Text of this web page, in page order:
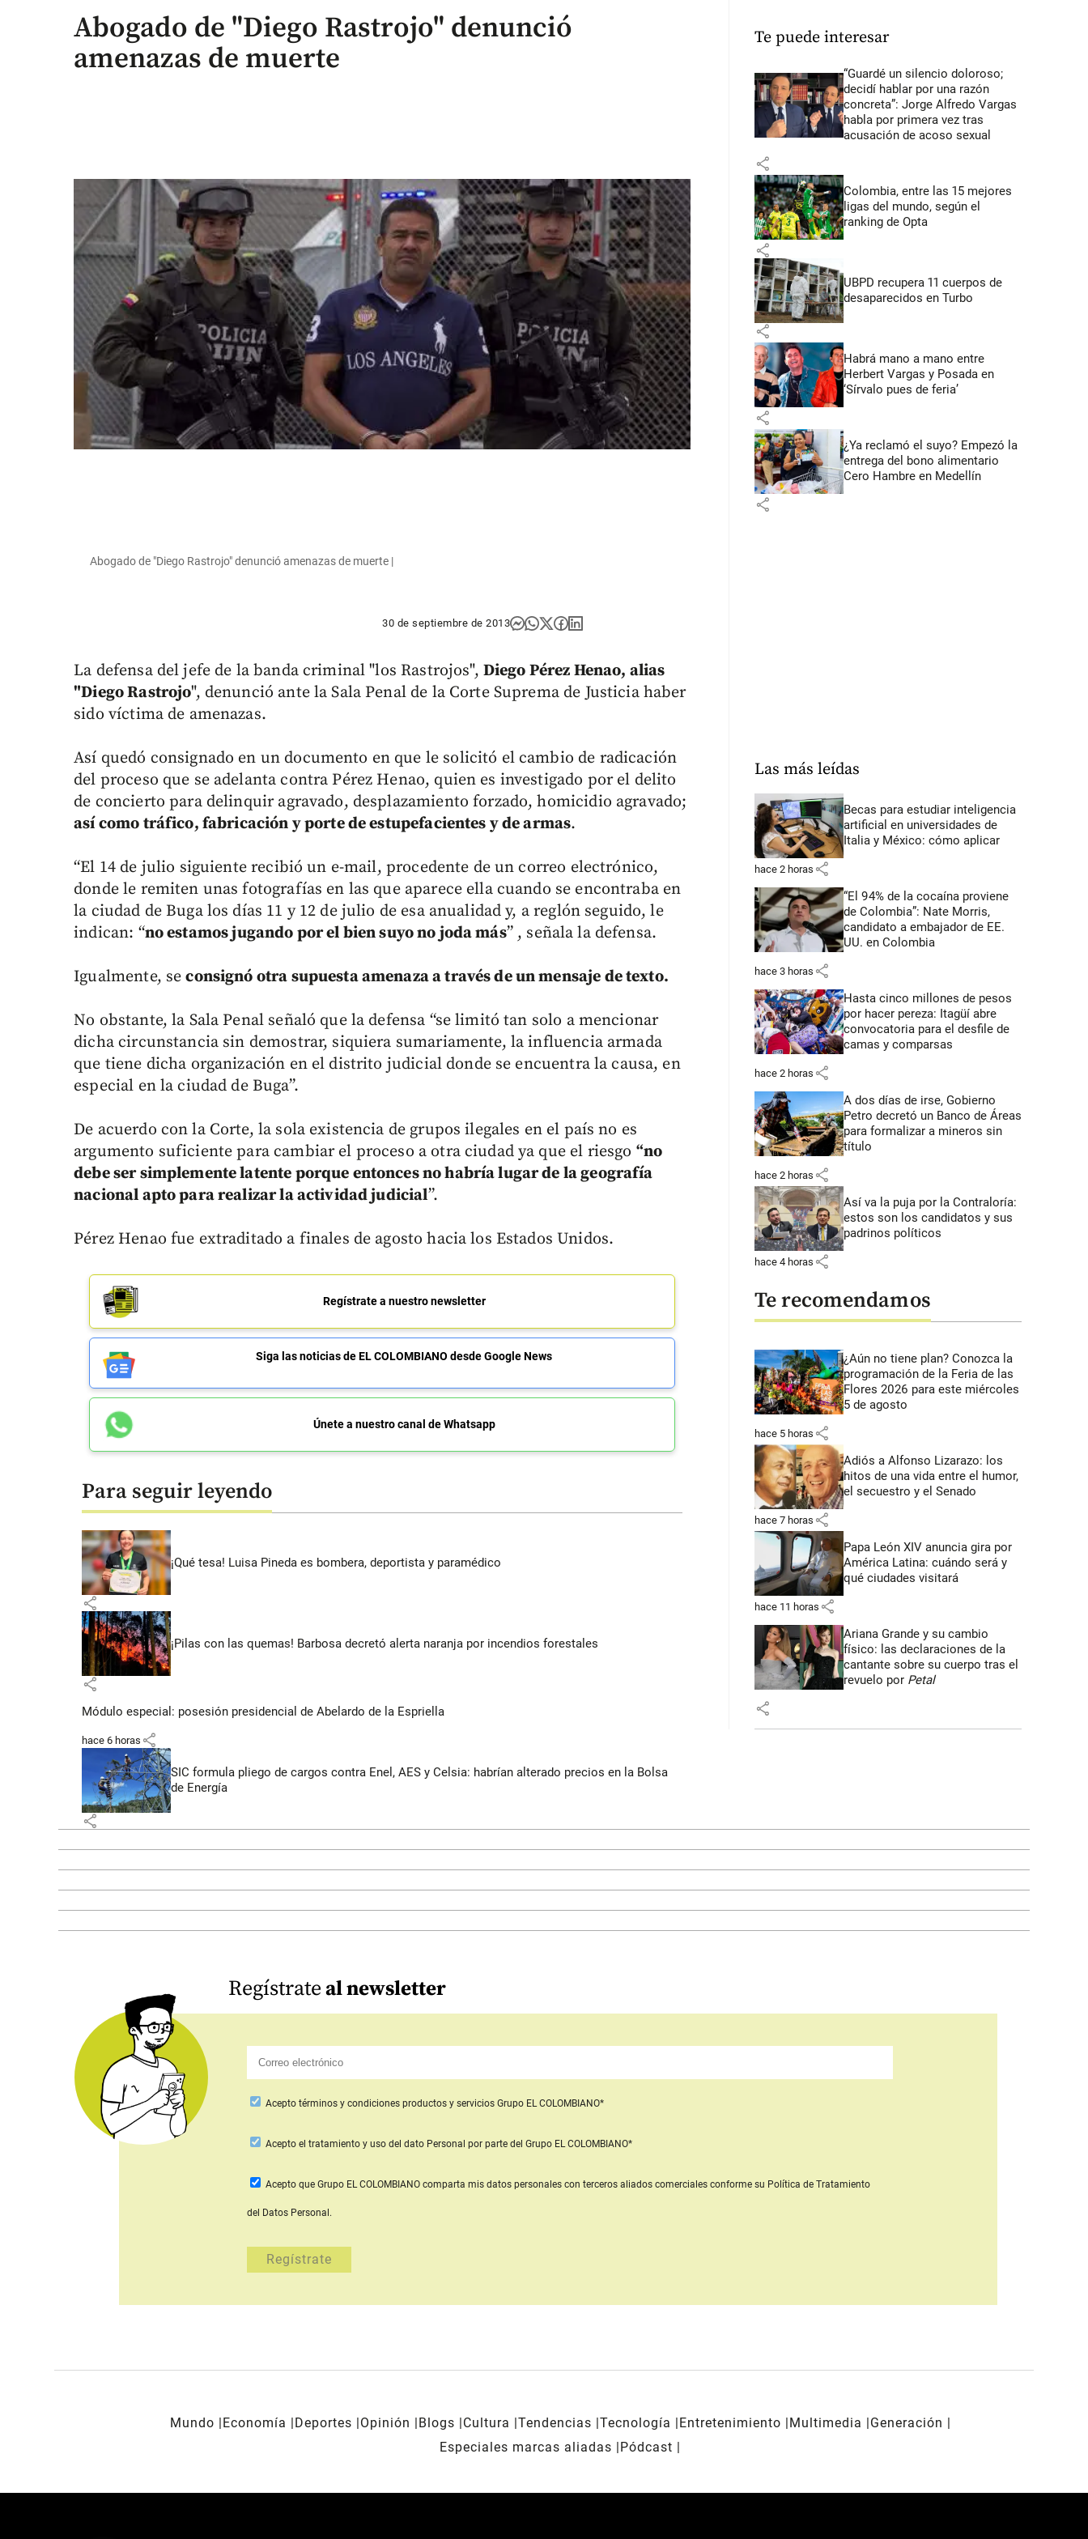
Abogado de "Diego Rastrojo" denunció
amenazas de muerte
Abogado de "Diego Rastrojo" denunció amenazas de muerte |
30 de septiembre de 2013
La defensa del jefe de la banda criminal "los Rastrojos", Diego Pérez Henao, alias
"Diego Rastrojo", denunció ante la Sala Penal de la Corte Suprema de Justicia haber
sido víctima de amenazas.
Así quedó consignado en un documento en que le solicitó el cambio de radicación
del proceso que se adelanta contra Pérez Henao, quien es investigado por el delito
de concierto para delinquir agravado, desplazamiento forzado, homicidio agravado;
así como tráfico, fabricación y porte de estupefacientes y de armas.
“El 14 de julio siguiente recibió un e-mail, procedente de un correo electrónico,
donde le remiten unas fotografías en las que aparece ella cuando se encontraba en
la ciudad de Buga los días 11 y 12 de julio de esa anualidad y, a reglón seguido, le
indican: “no estamos jugando por el bien suyo no joda más” , señala la defensa.
Igualmente, seconsignó otra supuesta amenaza a través de un mensaje de texto.
No obstante, la Sala Penal señaló que la defensa “se limitó tan solo a mencionar
dicha circunstancia sin demostrar, siquiera sumariamente, la influencia armada
que tiene dicha organización en el distrito judicial donde se encuentra la causa, en
especial en la ciudad de Buga”.
De acuerdo con la Corte, la sola existencia de grupos ilegales en el país no es
argumento suficiente para cambiar el proceso a otra ciudad ya que el riesgo “no
debe ser simplemente latente porque entonces no habría lugar de la geografía
nacional apto para realizar la actividad judicial”.
Pérez Henao fue extraditado a finales de agosto hacia los Estados Unidos.
Regístrate a nuestro newsletter
Siga las noticias de EL COLOMBIANO desde Google News
Únete a nuestro canal de Whatsapp
Para seguir leyendo
¡Qué tesa! Luisa Pineda es bombera, deportista y paramédico
share
¡Pilas con las quemas! Barbosa decretó alerta naranja por incendios forestales
share
Módulo especial: posesión presidencial de Abelardo de la Espriella
hace 6 horas share
SIC formula pliego de cargos contra Enel, AES y Celsia: habrían alterado precios en la Bolsa
de Energía
share
Te puede interesar
“Guardé un silencio doloroso;
decidí hablar por una razón
concreta”: Jorge Alfredo Vargas
habla por primera vez tras
acusación de acoso sexual
share
Colombia, entre las 15 mejores
ligas del mundo, según el
ranking de Opta
share
UBPD recupera 11 cuerpos de
desaparecidos en Turbo
share
Habrá mano a mano entre
Herbert Vargas y Posada en
‘Sírvalo pues de feria’
share
¿Ya reclamó el suyo? Empezó la
entrega del bono alimentario
Cero Hambre en Medellín
share
Las más leídas
Becas para estudiar inteligencia
artificial en universidades de
Italia y México: cómo aplicar
hace 2 horas share
“El 94% de la cocaína proviene
de Colombia”: Nate Morris,
candidato a embajador de EE.
UU. en Colombia
hace 3 horas share
Hasta cinco millones de pesos
por hacer pereza: Itagüí abre
convocatoria para el desfile de
camas y comparsas
hace 2 horas share
A dos días de irse, Gobierno
Petro decretó un Banco de Áreas
para formalizar a mineros sin
título
hace 2 horas share
Así va la puja por la Contraloría:
estos son los candidatos y sus
padrinos políticos
hace 4 horas share
Te recomendamos
¿Aún no tiene plan? Conozca la
programación de la Feria de las
Flores 2026 para este miércoles
5 de agosto
hace 5 horas share
Adiós a Alfonso Lizarazo: los
hitos de una vida entre el humor,
el secuestro y el Senado
hace 7 horas share
Papa León XIV anuncia gira por
América Latina: cuándo será y
qué ciudades visitará
hace 11 horas share
Ariana Grande y su cambio
físico: las declaraciones de la
cantante sobre su cuerpo tras el
revuelo por Petal
share
Regístrateal newsletter
Acepto términos y condiciones productos y servicios Grupo EL COLOMBIANO*
Aceptoel tratamiento y uso del dato Personal por parte del Grupo EL COLOMBIANO*
Acepto que Grupo EL COLOMBIANO comparta mis datos personales con terceros aliados comercialesconforme su Política de Tratamiento
del Datos Personal.
Mundo Economía Deportes Opinión Blogs Cultura Tendencias Tecnología Entretenimiento Multimedia
Generación
Especiales marcas aliadas
Pódcast